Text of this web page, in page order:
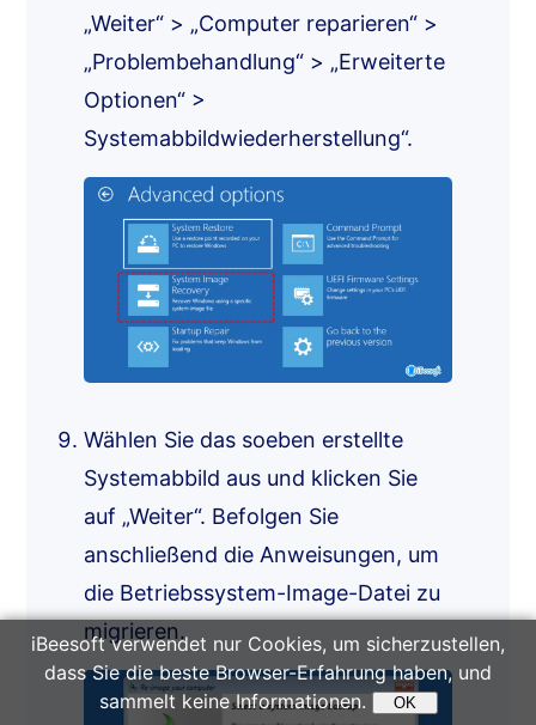
„Weiter“ > „Computer reparieren“ >
„Problembehandlung“ > „Erweiterte
Optionen“ >
Systemabbildwiederherstellung“.
Wählen Sie das soeben erstellte
Systemabbild aus und klicken Sie
auf „Weiter“. Befolgen Sie
anschließend die Anweisungen, um
die Betriebssystem-Image-Datei zu
migrieren.
iBeesoft verwendet nur Cookies, um sicherzustellen,
dass Sie die beste Browser-Erfahrung haben, und
sammelt keine Informationen.
OK